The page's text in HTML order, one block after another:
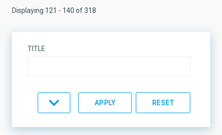
Displaying 121 - 140 of 318
TITLE